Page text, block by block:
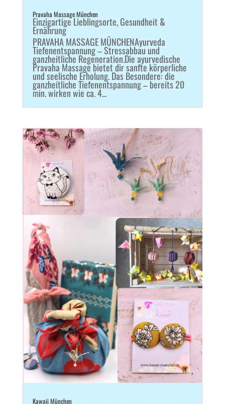
Pravaha Massage München
Einzigartige Lieblingsorte,Gesundheit &
Ernährung
PRAVAHA MASSAGE MÜNCHENAyurveda
Tiefenentspannung – Stressabbau und
ganzheitliche Regeneration.Die ayurvedische
Pravaha Massage bietet dir sanfte körperliche
und seelische Erholung. Das Besondere: die
ganzheitliche Tiefenentspannung – bereits 20
min. wirken wie ca. 4...
Kawaii München